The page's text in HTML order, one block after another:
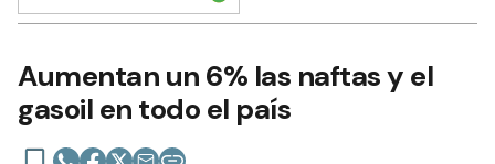
Aumentan un 6% las naftas y el
gasoil en todo el país